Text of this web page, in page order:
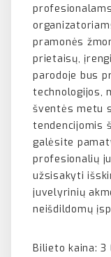
pramonės
prietaisų,
parodoje bus
technologijos,
šventės metu
tendencijomis
galėsite
profesionalių
užsisakyti
juvelyrinių
neišdildomų
Bilieto kaina: 3